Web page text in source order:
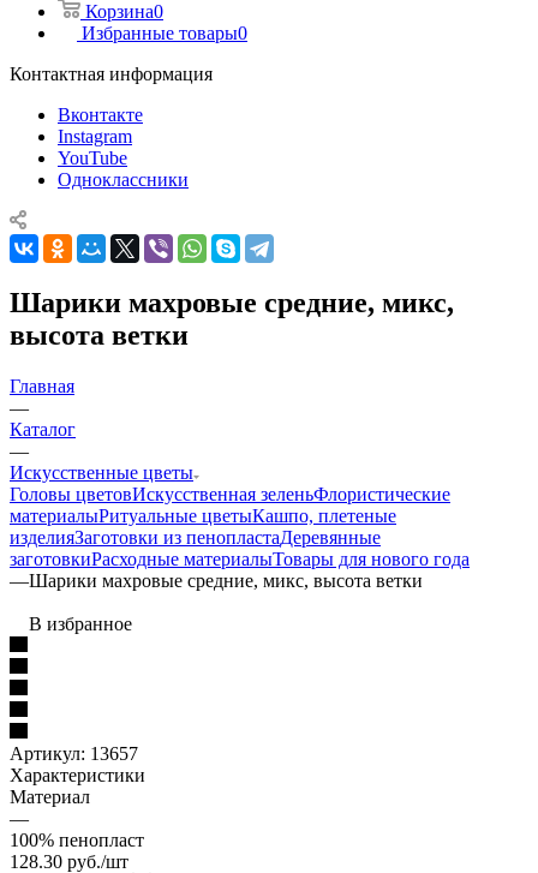
Корзина0
Избранные товары0
Контактная информация
Вконтакте
Instagram
YouTube
Одноклассники
Шарики махровые средние, микс,
высота ветки
Главная
—
Каталог
—
Искусственные цветы
Головы цветовИскусственная зеленьФлористические
материалыРитуальные цветыКашпо, плетеные
изделияЗаготовки из пенопластаДеревянные
заготовкиРасходные материалыТовары для нового года
—Шарики махровые средние, микс, высота ветки
В избранное
Артикул: 13657
Характеристики
Материал
—
100% пенопласт
128.30 руб./шт